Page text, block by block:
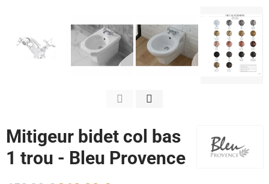
Mitigeur bidet col bas
1 trou - Bleu Provence